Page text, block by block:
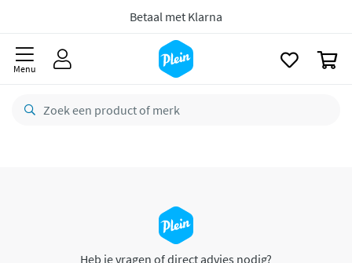
Betaal met Klarna
Menu
Heb je vragen of direct advies nodig?